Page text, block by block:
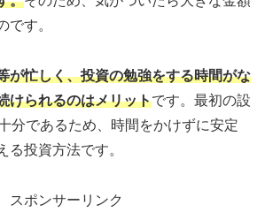
です。
が忙しく、投資の勉強をする時間がな
けられるのはメリットです。最初の設
分であるため、時間をかけずに安定
る投資方法です。
スポンサーリンク